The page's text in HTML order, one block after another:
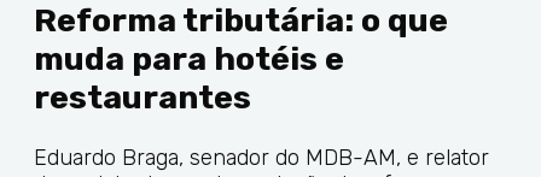
Reforma tributária: o que
muda para hotéis e
restaurantes
Eduardo Braga, senador do MDB-AM, e relator